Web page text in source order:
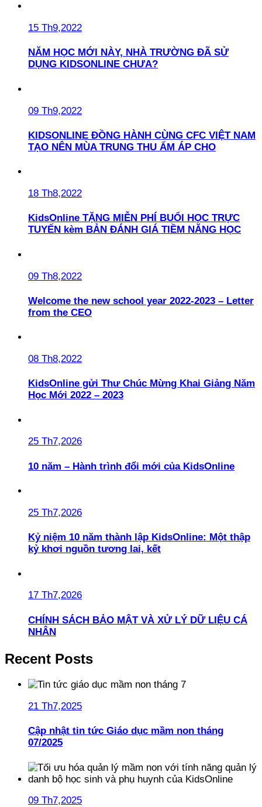
15 Th9,2022
NĂM HỌC MỚI NÀY, NHÀ TRƯỜNG ĐÃ SỬ
DỤNG KIDSONLINE CHƯA?
09 Th9,2022
KIDSONLINE ĐỒNG HÀNH CÙNG CFC VIỆT NAM
TẠO NÊN MÙA TRUNG THU ẤM ÁP CHO
18 Th8,2022
KidsOnline TẶNG MIỄN PHÍ BUỔI HỌC TRỰC
TUYẾN kèm BẢN ĐÁNH GIÁ TIỀM NĂNG HỌC
09 Th8,2022
Welcome the new school year 2022-2023 – Letter
from the CEO
08 Th8,2022
KidsOnline gửi Thư Chúc Mừng Khai Giảng Năm
Học Mới 2022 – 2023
25 Th7,2026
10 năm – Hành trình đổi mới của KidsOnline
25 Th7,2026
Kỷ niệm 10 năm thành lập KidsOnline: Một thập
kỷ khơi nguồn tương lai, kết
17 Th7,2026
CHÍNH SÁCH BẢO MẬT VÀ XỬ LÝ DỮ LIỆU CÁ
NHÂN
Recent Posts
21 Th7,2025
Cập nhật tin tức Giáo dục mầm non tháng
07/2025
09 Th7,2025